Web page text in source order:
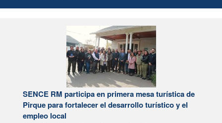
SENCE RM participa en primera mesa turística de
Pirque para fortalecer el desarrollo turístico y el
empleo local